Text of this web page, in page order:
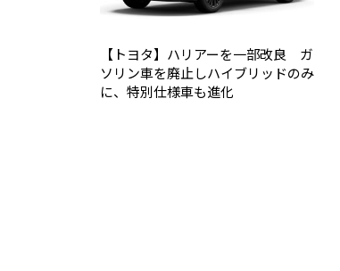
【トヨタ】ハリアーを一部改良 ガ
ソリン車を廃止しハイブリッドのみ
に、特別仕様車も進化